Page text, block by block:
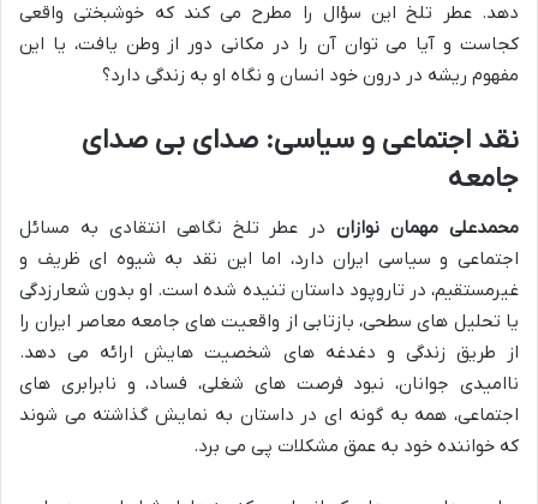
دهد. عطر تلخ این سؤال را مطرح می کند که خوشبختی واقعی
کجاست و آیا می توان آن را در مکانی دور از وطن یافت، یا این
مفهوم ریشه در درون خود انسان و نگاه او به زندگی دارد؟
نقد اجتماعی و سیاسی: صدای بی صدای
جامعه
محمدعلی مهمان نوازاندر عطر تلخ نگاهی انتقادی به مسائل
اجتماعی و سیاسی ایران دارد، اما این نقد به شیوه ای ظریف و
غیرمستقیم، در تاروپود داستان تنیده شده است. او بدون شعارزدگی
یا تحلیل های سطحی، بازتابی از واقعیت های جامعه معاصر ایران را
از طریق زندگی و دغدغه های شخصیت هایش ارائه می دهد.
ناامیدی جوانان، نبود فرصت های شغلی، فساد، و نابرابری های
اجتماعی، همه به گونه ای در داستان به نمایش گذاشته می شوند
که خواننده خود به عمق مشکلات پی می برد.